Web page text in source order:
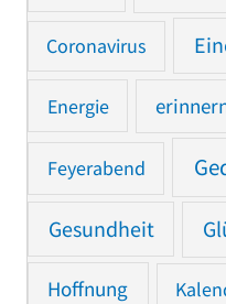
Coronavirus
Energie
Feyerabend
Gesundheit
Hoffnung